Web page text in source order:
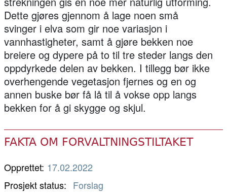
Dette gjøres gjennom å lage noen små
svinger i elva som gir noe variasjon i
vannhastigheter, samt å gjøre bekken noe
breiere og dypere på to til tre steder langs den
oppdyrkede delen av bekken. I tillegg bør ikke
overhengende vegetasjon fjernes og en og
annen buske bør få lå til å vokse opp langs
bekken for å gi skygge og skjul.
FAKTA OM FORVALTNINGSTILTAKET
Opprettet: 17.02.2022
Prosjekt status
Forslag